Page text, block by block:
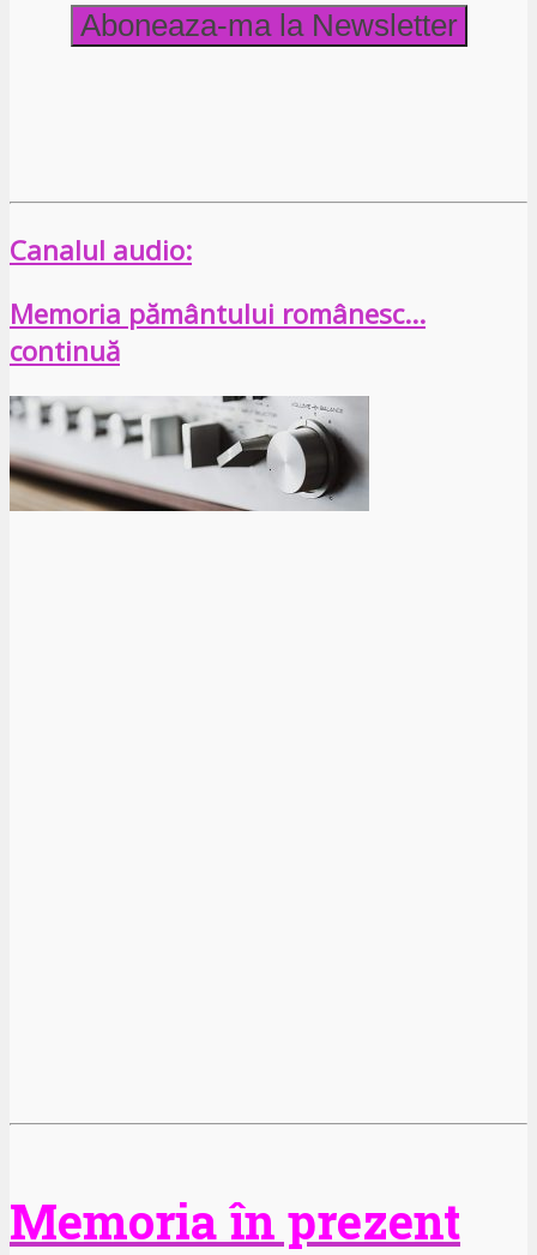
Canalul audio:
Memoria pământului românesc…
continuă
Memoria în prezent